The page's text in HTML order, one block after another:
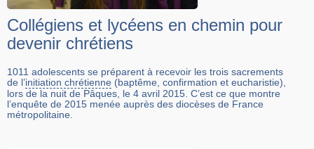
Collégiens et lycéens en chemin pour
devenir chrétiens
1011 adolescents se préparent à recevoir les trois sacrements
de l’initiation chrétienne (baptême, confirmation et eucharistie),
lors de la nuit de Pâques, le 4 avril 2015. C’est ce que montre
l’enquête de 2015 menée auprès des diocèses de France
métropolitaine.